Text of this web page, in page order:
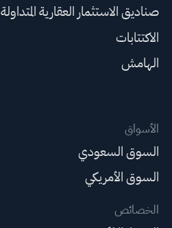
صناديق الاستثمار العقارية المتداولة
الاكتتابات
الهامش
الأسواق
السوق السعودي
السوق الأمريكي
الخصائص